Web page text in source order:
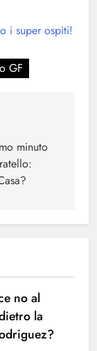
i super ospiti!
GF
minuto
no al
la